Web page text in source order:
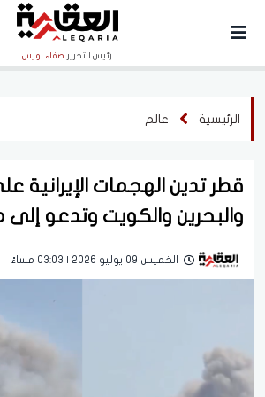
رئيس التحرير صفاء لويس
الرئيسية عالم
قطر تدين الهجمات الإيرانية
والبحرين والكويت وتدعو إلى
الخميس 09 يوليو 2026 | 03:03 مساءً